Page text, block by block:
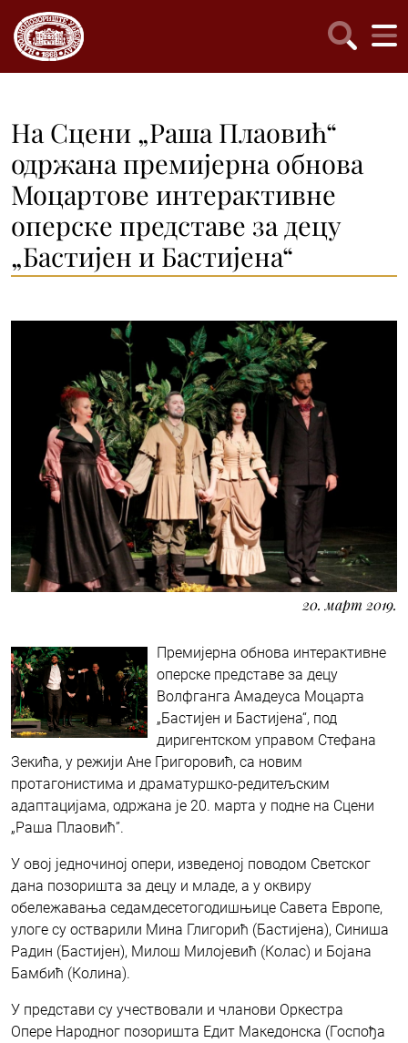
На Сцени „Раша Плаовић“
одржана премијерна обнова
Моцартове интерактивне
оперске представе за децу
„Бастијен и Бастијена“
20. март 2019.
Премијерна обнова интерактивне
оперске представе за децу
Волфганга Амадеуса Моцарта
„Бастијен и Бастијена“, под
диригентском управом Стефана
Зекића, у режији Ане Григоровић, са новим
протагонистима и драматуршко-редитељским
адаптацијама, одржана је 20. марта у подне на Сцени
„Раша Плаовић”.
У овој једночиној опери, изведеној поводом Светског
дана позоришта за децу и младе, а у оквиру
обележавања седамдесетогодишњице Савета Европе,
улоге су остварили Мина Глигорић (Бастијена), Синиша
Радин (Бастијен), Милош Милојевић (Колас) и Бојана
Бамбић (Колина).
У представи су учествовали и чланови Оркестра
Опере Народног позоришта Едит Македонска (Госпођа